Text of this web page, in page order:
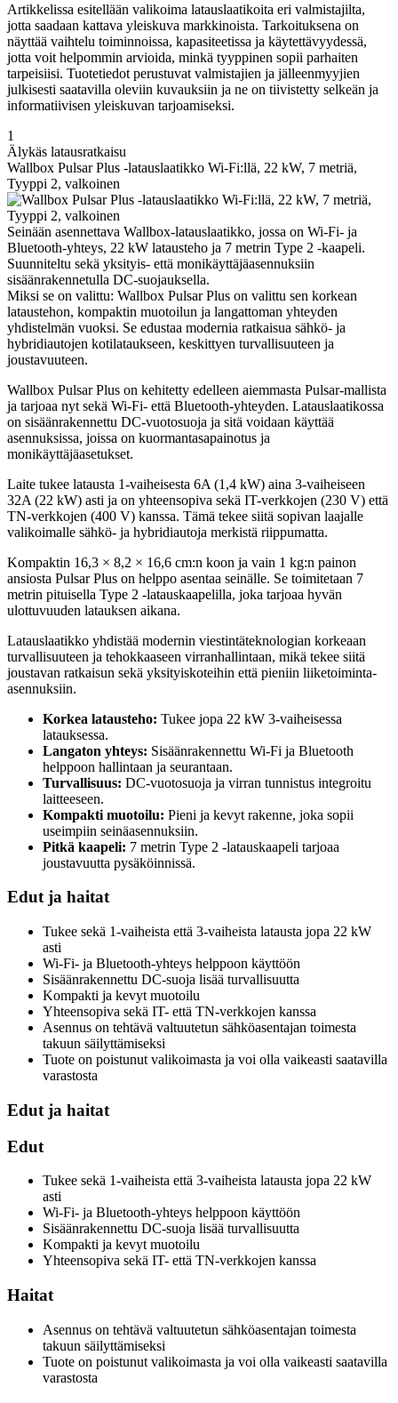
Artikkelissa esitellään valikoima latauslaatikoita eri valmistajilta,
jotta saadaan kattava yleiskuva markkinoista. Tarkoituksena on
näyttää vaihtelu toiminnoissa, kapasiteetissa ja käytettävyydessä,
jotta voit helpommin arvioida, minkä tyyppinen sopii parhaiten
tarpeisiisi. Tuotetiedot perustuvat valmistajien ja jälleenmyyjien
julkisesti saatavilla oleviin kuvauksiin ja ne on tiivistetty selkeän ja
informatiivisen yleiskuvan tarjoamiseksi.
1
Älykäs latausratkaisu
Wallbox Pulsar Plus -latauslaatikko Wi-Fi:llä, 22 kW, 7 metriä,
Tyyppi 2, valkoinen
Seinään asennettava Wallbox-latauslaatikko, jossa on Wi-Fi- ja
Bluetooth-yhteys, 22 kW latausteho ja 7 metrin Type 2 -kaapeli.
Suunniteltu sekä yksityis- että monikäyttäjäasennuksiin
sisäänrakennetulla DC-suojauksella.
Miksi se on valittu: Wallbox Pulsar Plus on valittu sen korkean
lataustehon, kompaktin muotoilun ja langattoman yhteyden
yhdistelmän vuoksi. Se edustaa modernia ratkaisua sähkö- ja
hybridiautojen kotilataukseen, keskittyen turvallisuuteen ja
joustavuuteen.
Wallbox Pulsar Plus on kehitetty edelleen aiemmasta Pulsar-mallista
ja tarjoaa nyt sekä Wi-Fi- että Bluetooth-yhteyden. Latauslaatikossa
on sisäänrakennettu DC-vuotosuoja ja sitä voidaan käyttää
asennuksissa, joissa on kuormantasapainotus ja
monikäyttäjäasetukset.
Laite tukee latausta 1-vaiheisesta 6A (1,4 kW) aina 3-vaiheiseen
32A (22 kW) asti ja on yhteensopiva sekä IT-verkkojen (230 V) että
TN-verkkojen (400 V) kanssa. Tämä tekee siitä sopivan laajalle
valikoimalle sähkö- ja hybridiautoja merkistä riippumatta.
Kompaktin 16,3 × 8,2 × 16,6 cm:n koon ja vain 1 kg:n painon
ansiosta Pulsar Plus on helppo asentaa seinälle. Se toimitetaan 7
metrin pituisella Type 2 -latauskaapelilla, joka tarjoaa hyvän
ulottuvuuden latauksen aikana.
Latauslaatikko yhdistää modernin viestintäteknologian korkeaan
turvallisuuteen ja tehokkaaseen virranhallintaan, mikä tekee siitä
joustavan ratkaisun sekä yksityiskoteihin että pieniin liiketoiminta-
asennuksiin.
Korkea latausteho: Tukee jopa 22 kW 3-vaiheisessa
latauksessa.
Langaton yhteys: Sisäänrakennettu Wi-Fi ja Bluetooth
helppoon hallintaan ja seurantaan.
Turvallisuus: DC-vuotosuoja ja virran tunnistus integroitu
laitteeseen.
Kompakti muotoilu: Pieni ja kevyt rakenne, joka sopii
useimpiin seinäasennuksiin.
Pitkä kaapeli: 7 metrin Type 2 -latauskaapeli tarjoaa
joustavuutta pysäköinnissä.
Edut ja haitat
Tukee sekä 1-vaiheista että 3-vaiheista latausta jopa 22 kW
asti
Wi-Fi- ja Bluetooth-yhteys helppoon käyttöön
Sisäänrakennettu DC-suoja lisää turvallisuutta
Kompakti ja kevyt muotoilu
Yhteensopiva sekä IT- että TN-verkkojen kanssa
Asennus on tehtävä valtuutetun sähköasentajan toimesta
takuun säilyttämiseksi
Tuote on poistunut valikoimasta ja voi olla vaikeasti saatavilla
varastosta
Edut ja haitat
Edut
Tukee sekä 1-vaiheista että 3-vaiheista latausta jopa 22 kW
asti
Wi-Fi- ja Bluetooth-yhteys helppoon käyttöön
Sisäänrakennettu DC-suoja lisää turvallisuutta
Kompakti ja kevyt muotoilu
Yhteensopiva sekä IT- että TN-verkkojen kanssa
Haitat
Asennus on tehtävä valtuutetun sähköasentajan toimesta
takuun säilyttämiseksi
Tuote on poistunut valikoimasta ja voi olla vaikeasti saatavilla
varastosta